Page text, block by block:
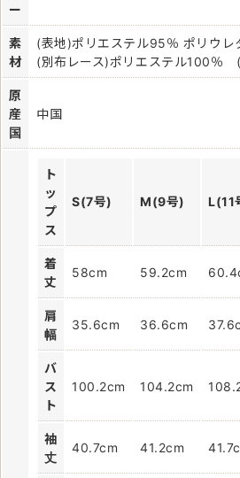
ー
素
材
(表地)ポリエステル95％ ポリウレ
(別布レース)ポリエステル100％
原
産
国
中国
ト
ッ
プ
ス
S(7号) M(9号) L(11
着
丈
58cm 59.2cm
肩
幅
35.6cm 36.6cm
バ
ス
ト
100.2cm 104.2cm
袖
丈
40.7cm 41.2cm